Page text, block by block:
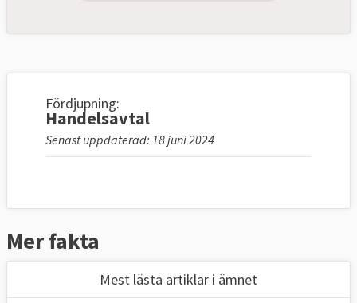
Fördjupning:
Handelsavtal
Senast uppdaterad: 18 juni 2024
Mer fakta
Mest lästa artiklar i ämnet